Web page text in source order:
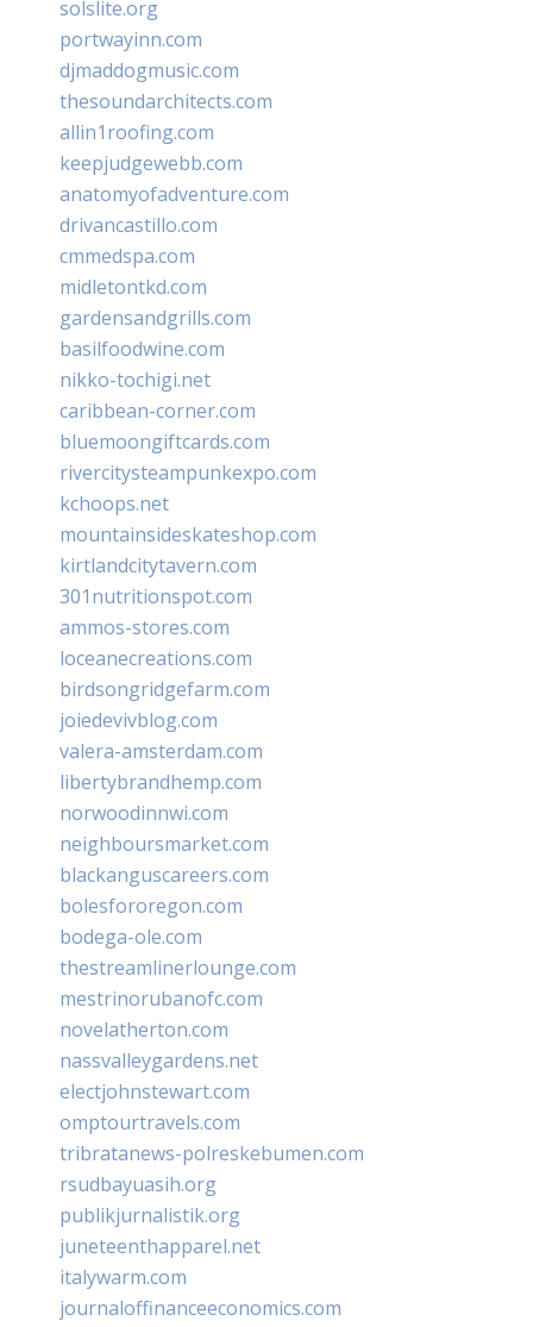
solslite.org
portwayinn.com
djmaddogmusic.com
thesoundarchitects.com
allin1roofing.com
keepjudgewebb.com
anatomyofadventure.com
drivancastillo.com
cmmedspa.com
midletontkd.com
gardensandgrills.com
basilfoodwine.com
nikko-tochigi.net
caribbean-corner.com
bluemoongiftcards.com
rivercitysteampunkexpo.com
kchoops.net
mountainsideskateshop.com
kirtlandcitytavern.com
301nutritionspot.com
ammos-stores.com
loceanecreations.com
birdsongridgefarm.com
joiedevivblog.com
valera-amsterdam.com
libertybrandhemp.com
norwoodinnwi.com
neighboursmarket.com
blackanguscareers.com
bolesfororegon.com
bodega-ole.com
thestreamlinerlounge.com
mestrinorubanofc.com
novelatherton.com
nassvalleygardens.net
electjohnstewart.com
omptourtravels.com
tribratanews-polreskebumen.com
rsudbayuasih.org
publikjurnalistik.org
juneteenthapparel.net
italywarm.com
journaloffinanceeconomics.com